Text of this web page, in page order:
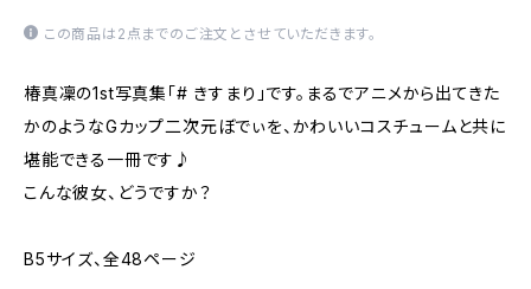
この商品は2点までのご注文とさせていただきます。
椿真凜の1st写真集「# きすまり」です。まるでアニメから出てきた
かのようなGカップ二次元ぼでぃを、かわいいコスチュームと共に
堪能できる一冊です♪
こんな彼女、どうですか？
B5サイズ、全48ページ